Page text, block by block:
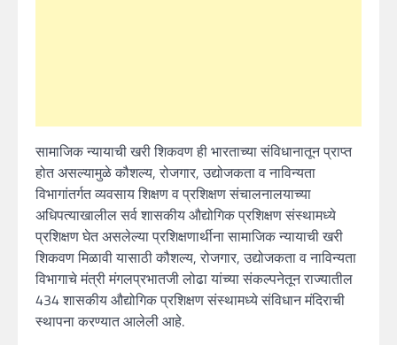
सामाजिक न्यायाची खरी शिकवण ही भारताच्या संविधानातून प्राप्त
होत असल्यामुळे कौशल्य, रोजगार, उद्योजकता व नाविन्यता
विभागांतर्गत व्यवसाय शिक्षण व प्रशिक्षण संचालनालयाच्या
अधिपत्याखालील सर्व शासकीय औद्योगिक प्रशिक्षण संस्थामध्ये
प्रशिक्षण घेत असलेल्या प्रशिक्षणार्थीना सामाजिक न्यायाची खरी
शिकवण मिळावी यासाठी कौशल्य, रोजगार, उद्योजकता व नाविन्यता
विभागाचे मंत्री मंगलप्रभातजी लोढा यांच्या संकल्पनेतून राज्यातील
434 शासकीय औद्योगिक प्रशिक्षण संस्थामध्ये संविधान मंदिराची
स्थापना करण्यात आलेली आहे.